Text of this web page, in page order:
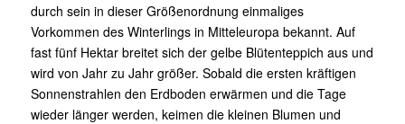
durch sein in dieser Größenordnung einmaliges
Vorkommen des Winterlings in Mitteleuropa bekannt. Auf
fast fünf Hektar breitet sich der gelbe Blütenteppich aus und
wird von Jahr zu Jahr größer. Sobald die ersten kräftigen
Sonnenstrahlen den Erdboden erwärmen und die Tage
wieder länger werden, keimen die kleinen Blumen und